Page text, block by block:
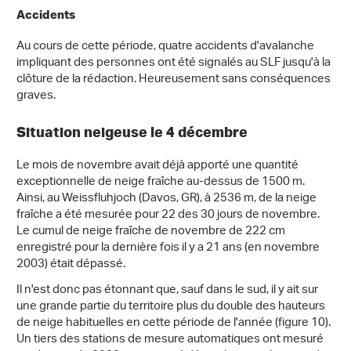
Accidents
Au cours de cette période, quatre accidents d'avalanche
impliquant des personnes ont été signalés au SLF jusqu'à la
clôture de la rédaction. Heureusement sans conséquences
graves.
Situation neigeuse le 4 décembre
Le mois de novembre avait déjà apporté une quantité
exceptionnelle de neige fraîche au-dessus de 1500 m.
Ainsi, au Weissfluhjoch (Davos, GR), à 2536 m, de la neige
fraîche a été mesurée pour 22 des 30 jours de novembre.
Le cumul de neige fraîche de novembre de 222 cm
enregistré pour la dernière fois il y a 21 ans (en novembre
2003) était dépassé.
Il n'est donc pas étonnant que, sauf dans le sud, il y ait sur
une grande partie du territoire plus du double des hauteurs
de neige habituelles en cette période de l'année (figure 10).
Un tiers des stations de mesure automatiques ont mesuré